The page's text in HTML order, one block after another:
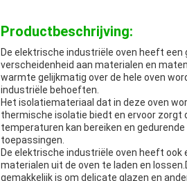
Productbeschrijving:
De elektrische industriële oven heeft
verscheidenheid aan materialen en
warmte gelijkmatig over de hele oven
industriële behoeften.
Het isolatiemateriaal dat in deze oven
thermische isolatie biedt en ervoor zorgt
temperaturen kan bereiken en
toepassingen.
De elektrische industriële oven heeft
materialen uit de oven te laden en
gemakkelijk is om delicate glazen en